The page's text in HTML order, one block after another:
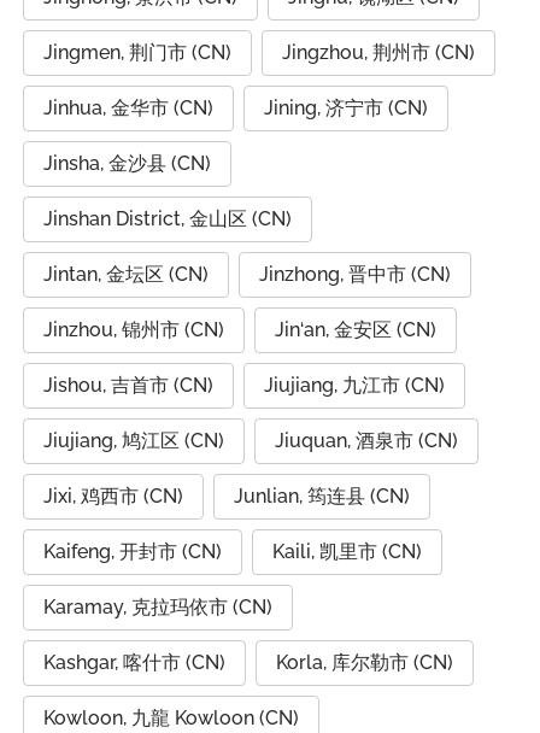
Jingmen, 荆门市 (CN) Jingzhou, 荆州市 (CN)
Jinhua, 金华市 (CN) Jining, 济宁市 (CN)
Jinsha, 金沙县 (CN)
Jinshan District, 金山区 (CN)
Jintan, 金坛区 (CN) Jinzhong, 晋中市 (CN)
Jinzhou, 锦州市 (CN) Jin‘an, 金安区 (CN)
Jishou, 吉首市 (CN) Jiujiang, 九江市 (CN)
Jiujiang, 鸠江区 (CN) Jiuquan, 酒泉市 (CN)
Jixi, 鸡西市 (CN) Junlian, 筠连县 (CN)
Kaifeng, 开封市 (CN) Kaili, 凯里市 (CN)
Karamay, 克拉玛依市 (CN)
Kashgar, 喀什市 (CN) Korla, 库尔勒市 (CN)
Kowloon, 九龍 Kowloon (CN)